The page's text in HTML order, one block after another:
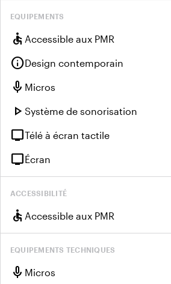
EQUIPEMENTS
accessible Accessible aux PMR
infoDesign contemporain
mic Micros
play_arrow Système de sonorisation
tvTélé à écran tactile
tvÉcran
ACCESSIBILITÉ
accessible Accessible aux PMR
EQUIPEMENTS TECHNIQUES
mic Micros